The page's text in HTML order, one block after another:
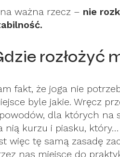
ważna rzecz – nie
rozłożyć
fakt, że joga nie
byle jakie. Wręcz
dla których na
nią kurzu i piasku,
więc tę samą zasadę
nas miejsce do